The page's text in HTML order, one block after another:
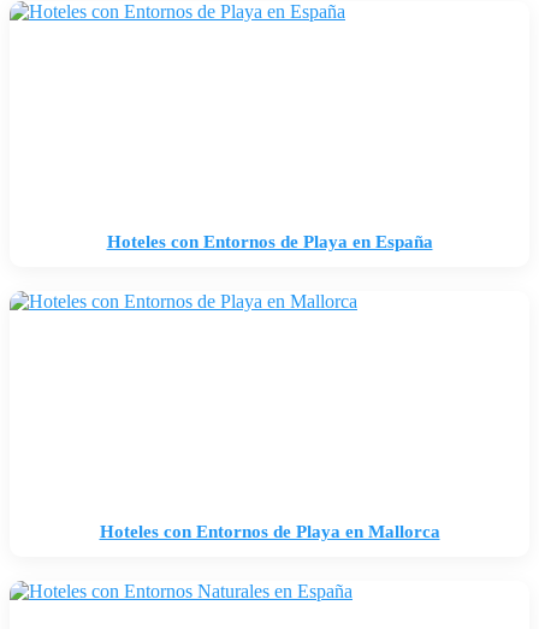
Hoteles con Entornos de Playa en España
Hoteles con Entornos de Playa en Mallorca